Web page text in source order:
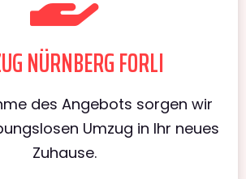
NÜRNBERG FORLI
des Angebots sorgen wir
Umzug in Ihr neues
Zuhause.